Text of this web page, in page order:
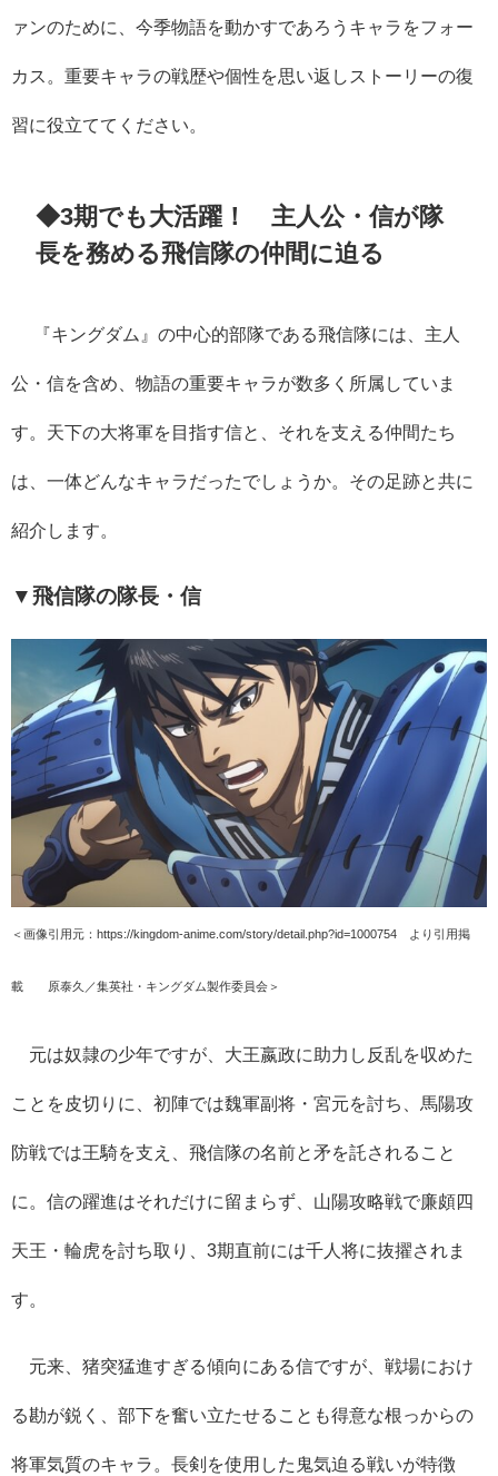
ァンのために、今季物語を動かすであろうキャラをフォー
カス。重要キャラの戦歴や個性を思い返しストーリーの復
習に役立ててください。
◆3期でも大活躍！ 主人公・信が隊
長を務める飛信隊の仲間に迫る
『キングダム』の中心的部隊である飛信隊には、主人
公・信を含め、物語の重要キャラが数多く所属していま
す。天下の大将軍を目指す信と、それを支える仲間たち
は、一体どんなキャラだったでしょうか。その足跡と共に
紹介します。
▼飛信隊の隊長・信
＜画像引用元：https://kingdom-anime.com/story/detail.php?id=1000754 より引用掲
載 ©原泰久／集英社・キングダム製作委員会＞
元は奴隷の少年ですが、大王嬴政に助力し反乱を収めた
ことを皮切りに、初陣では魏軍副将・宮元を討ち、馬陽攻
防戦では王騎を支え、飛信隊の名前と矛を託されること
に。信の躍進はそれだけに留まらず、山陽攻略戦で廉頗四
天王・輪虎を討ち取り、 3期直前には千人将に抜擢されま
す。
元来、猪突猛進すぎる傾向にある信ですが、戦場におけ
る勘が鋭く、部下を奮い立たせることも得意な根っからの
将軍気質のキャラ。長剣を使用した鬼気迫る戦いが特徴